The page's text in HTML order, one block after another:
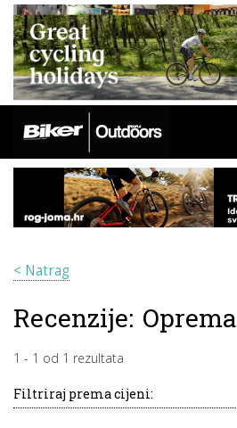
< Natrag
Recenzije: Oprema
1 - 1 od 1 rezultata
Filtriraj prema cijeni: